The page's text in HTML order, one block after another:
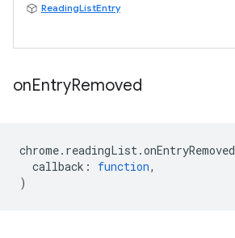
ReadingListEntry
onEntryRemoved
chrome. readingList .onEntryRemoved
callback : function,
)